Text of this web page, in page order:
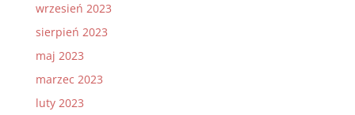
wrzesień 2023
sierpień 2023
maj 2023
marzec 2023
luty 2023